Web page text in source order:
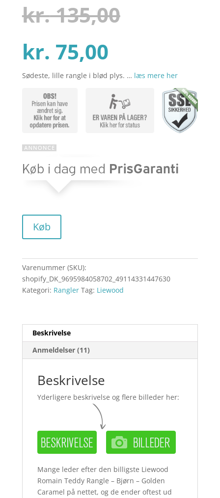
baseret på
kundebedøm
melser
kr.135,00
pris
var:
kr.
kr. 75,00Den
aktuelle
pris
er:
Sødeste, lille rangle i blød plys. … læs mere her
Køb
Varenummer (SKU):
shopify_DK_9695984058702_49114331447630
Kategori: Rangler Tag: Liewood
Beskrivelse
Anmeldelser (11)
Beskrivelse
Yderligere beskrivelse og flere billeder her:
Mange leder efter den billigste Liewood
Romain Teddy Rangle – Bjørn – Golden
Caramel på nettet, og de ender oftest ud